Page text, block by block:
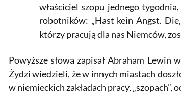
właściciel szopu jednego
robotników: „Hast kein Angst.
którzy pracują dla nas Niemców,
Powyższe słowa zapisał Abraham
Żydzi wiedzieli, że w innych miastach
w niemieckich zakładach pracy, „szopach”,